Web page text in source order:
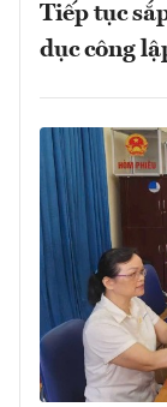
Tiếp tục
dục công